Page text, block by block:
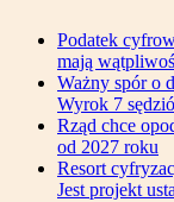
Podatek
mają
Ważny spór o
Wyrok 7
Rząd chce
od 2027 roku
Resort
Jest projekt